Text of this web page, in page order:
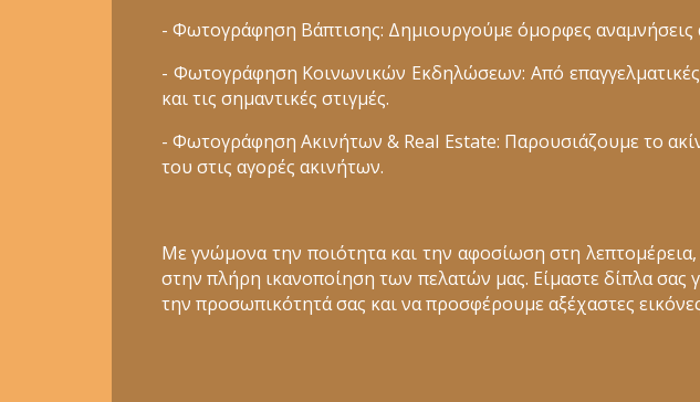
- Φωτογράφηση Βάπτισης: Δημιουργούμε όμορφες αναμνήσεις
- Φωτογράφηση Κοινωνικών Εκδηλώσεων: Από
και τις σημαντικές στιγμές.
- Φωτογράφηση Ακινήτων & Real Estate: Παρουσιάζουμε το
του στις αγορές ακινήτων.
Με γνώμονα την ποιότητα και την αφοσίωση στη
στην πλήρη ικανοποίηση των πελατών μας. Είμαστε δίπλα σας
την προσωπικότητά σας και να προσφέρουμε αξέχαστες